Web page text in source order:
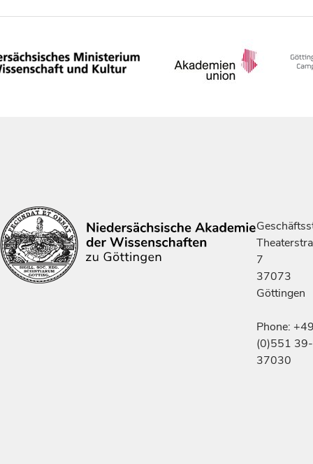
7
37073
Göttingen
Phone:
(0)551 39-
37030